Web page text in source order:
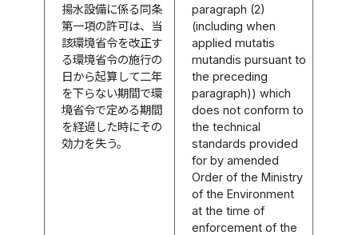
揚水設備に係る同条
第一項の許可は、当
該環境省令を改正す
る環境省令の施行の
日から起算して二年
を下らない期間で環
境省令で定める期間
を経過した時にその
効力を失う。
paragraph (2)
(including when
applied mutatis
mutandis pursuant to
the preceding
paragraph)) which
does not conform to
the technical
standards provided
for by amended
Order of the Ministry
of the Environment
at the time of
enforcement of the